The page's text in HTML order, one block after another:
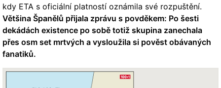
kdy ETA s oficiální platností oznámila své rozpuštění.
Většina Španělů přijala zprávu s povděkem: Po šesti
dekádách existence po sobě totiž skupina zanechala
přes osm set mrtvých a vysloužila si pověst obávaných
fanatiků.